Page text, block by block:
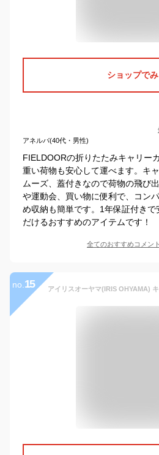
ショップで
アネルバ(40代・男性)
FIELDOORの折りたたみキャリー
重い荷物も安心して運べます。キ
ムーズ、蓋付きなので荷物の飛び
や運動会、買い物に便利で、コン
め収納も簡単です。1年保証付き
だけるおすすめのアイテムです！
全てのおすすめコメント
no. 15